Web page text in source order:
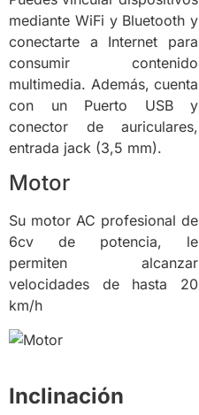
mediante WiFi y Bluetooth y
conectarte a Internet para
consumir contenido
multimedia. Además, cuenta
con un Puerto USB y
conector de auriculares,
entrada jack (3,5 mm).
Motor
Su motor AC profesional de
6cv de potencia, le
permiten alcanzar
velocidades de hasta 20
km/h
Inclinación